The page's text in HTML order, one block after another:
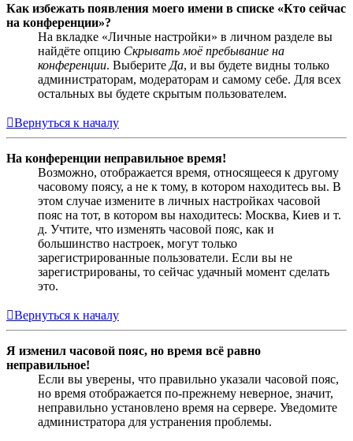
Как избежать появления моего имени в списке «Кто сейчас
на конференции»?
На вкладке «Личные настройки» в личном разделе вы
найдёте опцию Скрывать моё пребывание на
конференции. Выберите Да, и вы будете видны только
администраторам, модераторам и самому себе. Для всех
остальных вы будете скрытым пользователем.
Вернуться к началу
На конференции неправильное время!
Возможно, отображается время, относящееся к другому
часовому поясу, а не к тому, в котором находитесь вы. В
этом случае измените в личных настройках часовой
пояс на тот, в котором вы находитесь: Москва, Киев и т.
д. Учтите, что изменять часовой пояс, как и
большинство настроек, могут только
зарегистрированные пользователи. Если вы не
зарегистрированы, то сейчас удачный момент сделать
это.
Вернуться к началу
Я изменил часовой пояс, но время всё равно
неправильное!
Если вы уверены, что правильно указали часовой пояс,
но время отображается по-прежнему неверное, значит,
неправильно установлено время на сервере. Уведомите
администратора для устранения проблемы.